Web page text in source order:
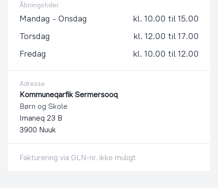
Åbningstider
Mandag - Onsdag
kl. 10.00 til 15.00
Torsdag
kl. 12.00 til 17.00
Fredag
kl. 10.00 til 12.00
Adresse
Kommuneqarfik Sermersooq
Børn og Skole
Imaneq 23 B
3900 Nuuk
Fakturering via GLN-nr. ikke muligt